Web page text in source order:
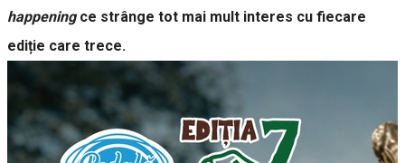
happeningce strânge tot mai mult interes cu fiecare
ediție care trece.